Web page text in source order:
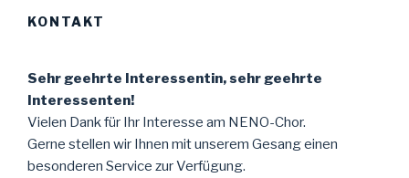
KONTAKT
Sehr geehrte Interessentin, sehr geehrte
Interessenten!
Vielen Dank für Ihr Interesse am NENO-Chor.
Gerne stellen wir Ihnen mit unserem Gesang einen
besonderen Service zur Verfügung.